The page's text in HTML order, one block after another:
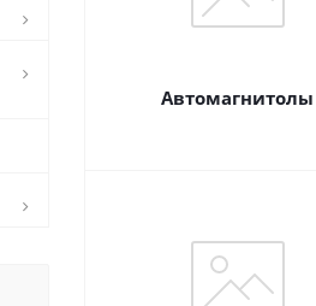
Автомагнитолы